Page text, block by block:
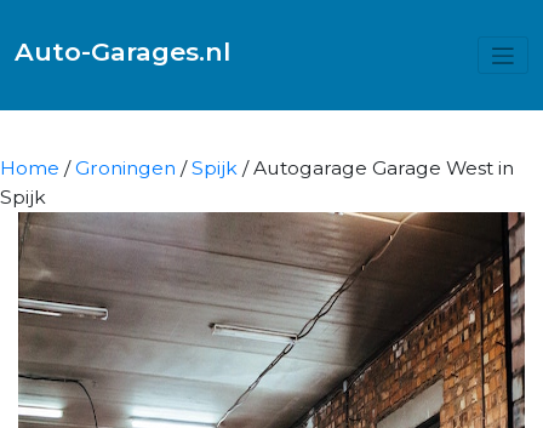
Auto-Garages.nl
Home /Groningen /Spijk / Autogarage Garage West in
Spijk